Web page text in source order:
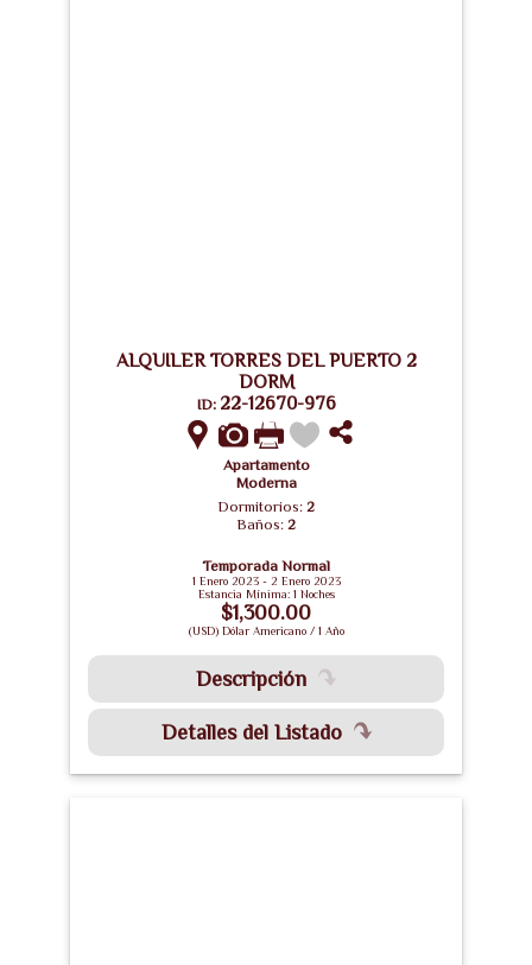
ALQUILER TORRES DEL PUERTO 2
DORM
ID: 22-12670-976
Apartamento
Moderna
Dormitorios: 2
Baños: 2
Temporada Normal
1 Enero 2023 - 2 Enero 2023
Estancia Mínima: 1 Noches
$1,300.00
(USD) Dólar Americano / 1 Año
Descripción
Detalles del Listado